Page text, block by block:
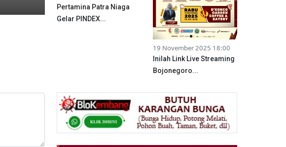
Pertamina Patra Niaga
Gelar PINDEX...
19 November 2025 18:00
Inilah Link Live Streaming
Bojonegoro...